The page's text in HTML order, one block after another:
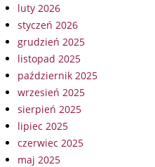
luty 2026
styczeń 2026
grudzień 2025
listopad 2025
październik 2025
wrzesień 2025
sierpień 2025
lipiec 2025
czerwiec 2025
maj 2025